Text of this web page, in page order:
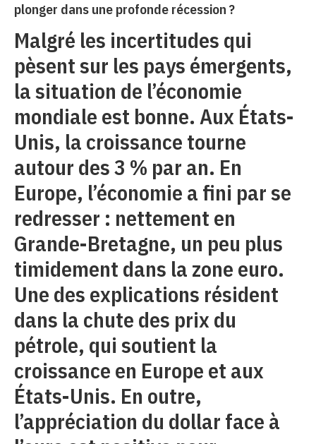
plonger dans une profonde récession ?
Malgré les incertitudes qui
pèsent sur les pays émergents,
la situation de l’économie
mondiale est bonne. Aux États-
Unis, la croissance tourne
autour des 3 % par an. En
Europe, l’économie a fini par se
redresser : nettement en
Grande-Bretagne, un peu plus
timidement dans la zone euro.
Une des explications résident
dans la chute des prix du
pétrole, qui soutient la
croissance en Europe et aux
États-Unis. En outre,
l’appréciation du dollar face à